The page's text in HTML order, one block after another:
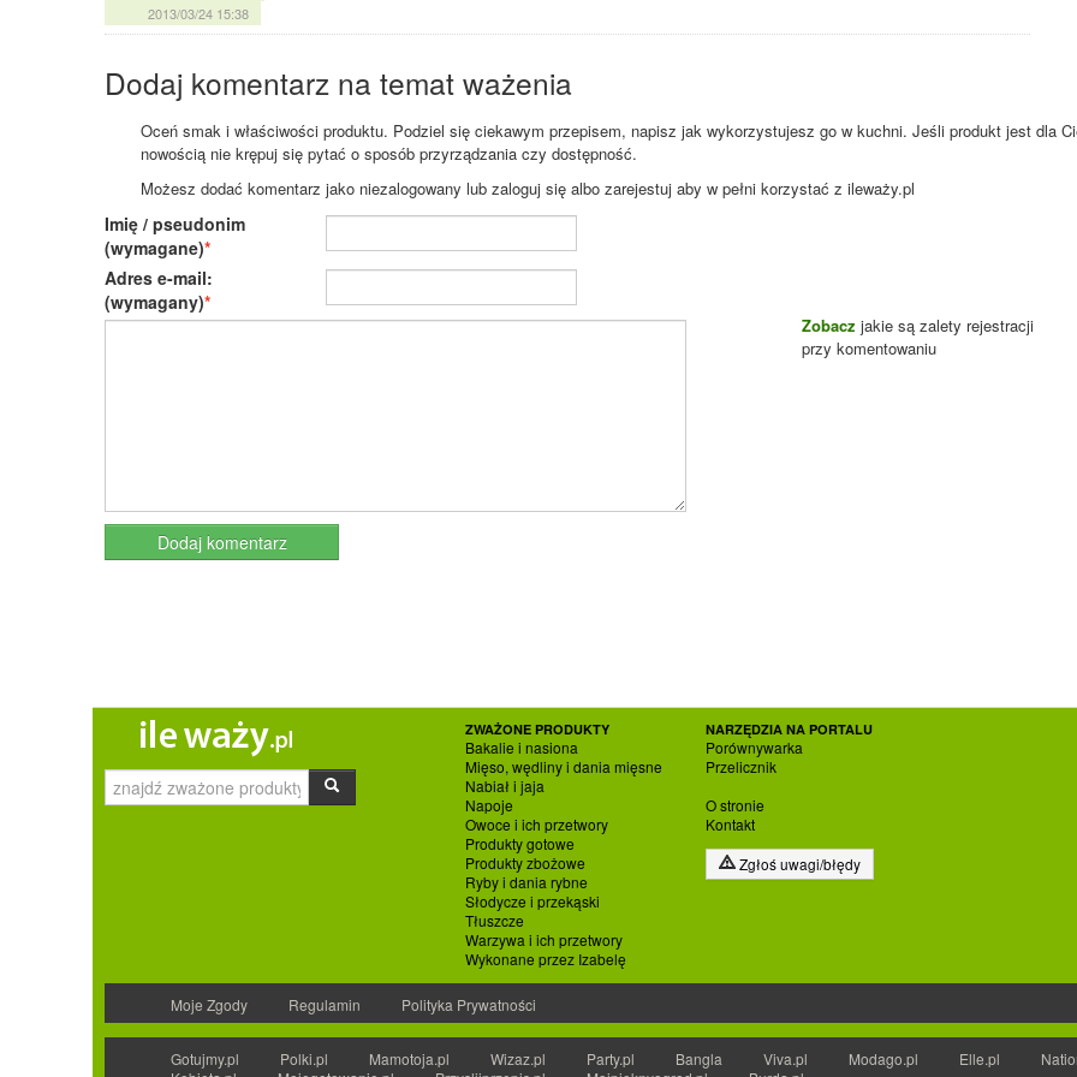
2013/03/24 15:38
Dodaj komentarz na temat ważenia
Oceń smak i właściwości produktu. Podziel się ciekawym przepisem, napisz jak wykorzystujesz go w kuchni. Jeśli produkt jest dla
nowością nie krępuj się pytać o sposób przyrządzania czy dostępność.
Możesz dodać komentarz jako niezalogowany lub zaloguj się albo zarejestuj aby w pełni korzystać z ileważy.pl
Imię / pseudonim
(wymagane)
Adres e-mail:
(wymagany)
Zobacz jakie są zalety rejestracji
przy komentowaniu
ZWAŻONE PRODUKTY
Bakalie i nasiona
Mięso, wędliny i dania mięsne
Nabiał i jaja
Napoje
Owoce i ich przetwory
Produkty gotowe
Produkty zbożowe
Ryby i dania rybne
Słodycze i przekąski
Tłuszcze
Warzywa i ich przetwory
Wykonane przez Izabelę
NARZĘDZIA NA PORTALU
Porównywarka
Przelicznik
O stronie
Kontakt
Zgłoś uwagi/błędy
Moje Zgody Regulamin Polityka Prywatności
Gotujmy.pl Polki.pl Mamotoja.pl Wizaz.pl Party.pl Bangla Viva.pl Modago.pl Elle.pl